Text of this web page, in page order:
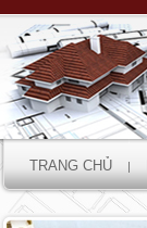
TRANG CHỦ